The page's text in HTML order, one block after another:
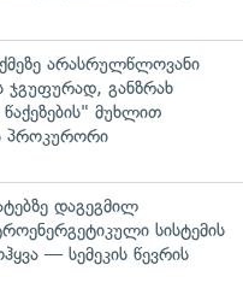
არასრულწლოვანი
ჯგუფურად, განზრახ
წაქეზების" მუხლით
პროკურორი
დაგეგმილ
სისტემის
— სემეკის წევრის